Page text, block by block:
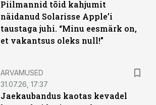
Piilmannid tõid kahjumit
näidanud Solarisse Apple’i
taustaga juhi. “Minu eesmärk on,
et vakantsus oleks null!”
ARVAMUSED
31.07.26, 17:37
Jaekaubandus kaotas kevadel